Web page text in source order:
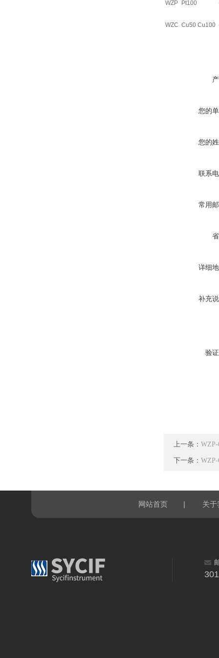
WZP Pt100
WZC Cu50 Cu100
您的
您的
联系
常用
详细
补充
验
上一条：
下一条：
网站首页 | 关于